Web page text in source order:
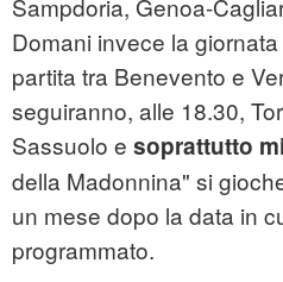
Sampdoria, Genoa-
Domani invece la
partita tra Benevento e
seguiranno, alle 18.30,
Sassuolo e soprattutto
della Madonnina" si
un mese dopo la data in
programmato.